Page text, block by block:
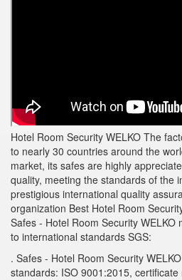
Hotel Room Security WELKO The
to nearly 30 countries around the
market, its safes are highly
quality, meeting the standards of the
prestigious international quality
organization Best Hotel Room
Safes - Hotel Room Security
to international standards SGS:
. Safes - Hotel Room Security
standards: ISO 9001:2015,